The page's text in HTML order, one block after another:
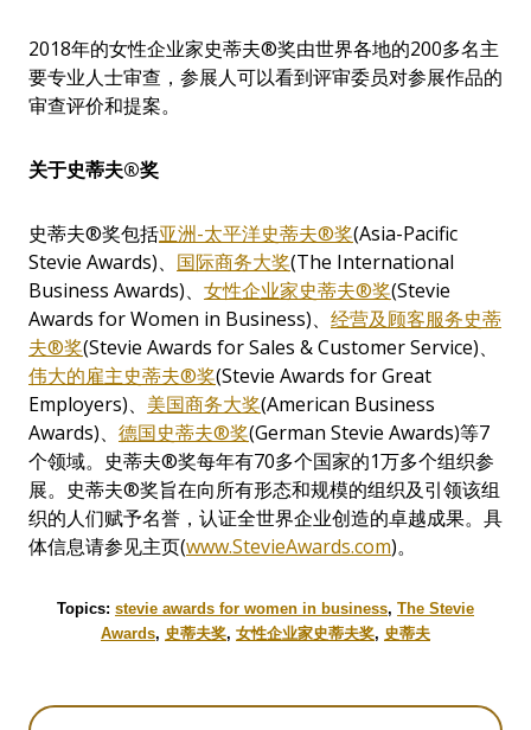
2018年的女性企业家史蒂夫®奖由世界各地的200多名主
要专业人士审查，参展人可以看到评审委员对参展作品的
审查评价和提案。
关于史蒂夫®奖
史蒂夫®奖包括亚洲-太平洋史蒂夫®奖(Asia-Pacific
Stevie Awards)、 国际商务大奖(The International
Business Awards)、 女性企业家史蒂夫®奖(Stevie
Awards for Women in Business)、 经营及顾客服务史蒂
夫®奖(Stevie Awards for Sales & Customer Service)、
伟大的雇主史蒂夫®奖(Stevie Awards for Great
Employers)、 美国商务大奖(American Business
Awards)、 德国史蒂夫®奖(German Stevie Awards)等7
个领域。史蒂夫®奖每年有70多个国家的1万多个组织参
展。史蒂夫®奖旨在向所有形态和规模的组织及引领该组
织的人们赋予名誉，认证全世界企业创造的卓越成果。具
体信息请参见主页(www.StevieAwards.com)。
Topics: stevie awards for women in business, The Stevie
Awards, 史蒂夫奖, 女性企业家史蒂夫奖, 史蒂夫